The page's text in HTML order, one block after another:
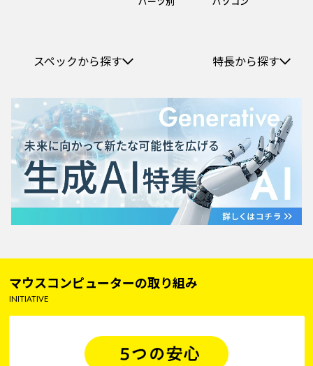
スペックから探す 特長から探す
マウスコンピューターの取り組み
INITIATIVE